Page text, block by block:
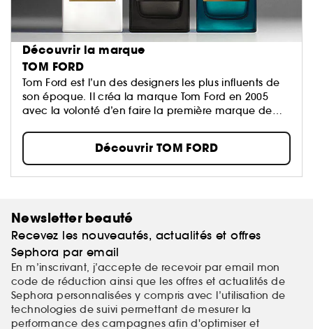
Découvrir la marque
TOM FORD
Tom Ford est l’un des designers les plus influents de
son époque. Il créa la marque Tom Ford en 2005
avec la volonté d’en faire la première marque de
Découvrir TOM FORD
Newsletter beauté
Recevez les nouveautés, actualités et offres
Sephora par email
En m’inscrivant, j’accepte de recevoir par email mon
code de réduction ainsi que les offres et actualités de
Sephora personnalisées y compris avec l’utilisation de
technologies de suivi permettant de mesurer la
performance des campagnes afin d'optimiser et